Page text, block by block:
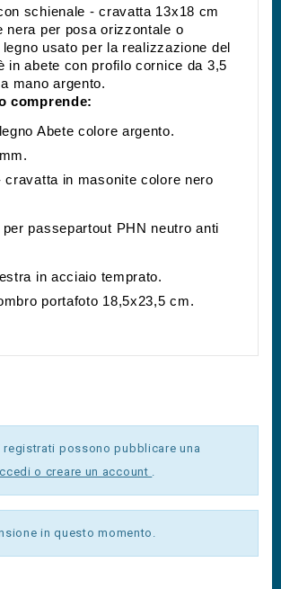
schienale - cravatta 13x18 cm
nera per posa orizzontale o
usato per la realizzazione del
in abete con profilo cornice da 3,5
mano argento.
comprende:
Abete colore argento.
cravatta in masonite colore nero
passepartout PHN neutro anti
in acciaio temprato.
portafoto 18,5x23,5 cm.
possono pubblicare una
o creare un account .
in questo momento.